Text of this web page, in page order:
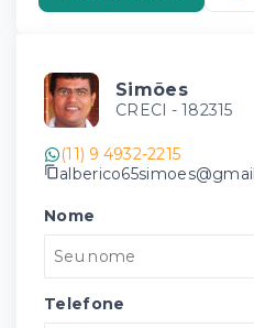
Simões
CRECI - 182315
(11) 9 4932-2215
Nome
Telefone